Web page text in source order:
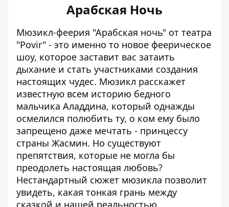
Арабская Ночь
Мюзикл-феерия "Арабская ночь" от театра
"Povir" - это именно то новое феерическое
шоу, которое заставит вас затаить
дыхание и стать участниками создания
настоящих чудес. Мюзикл расскажет
известную всем историю бедного
мальчика Аладдина, который однажды
осмелился полюбить ту, о ком ему было
запрещено даже мечтать - принцессу
страны Жасмин. Но существуют
препятствия, которые не могла бы
преодолеть настоящая любовь?
Нестандартный сюжет мюзикла позволит
увидеть, какая тонкая грань между
сказкой и нашей реальностью.